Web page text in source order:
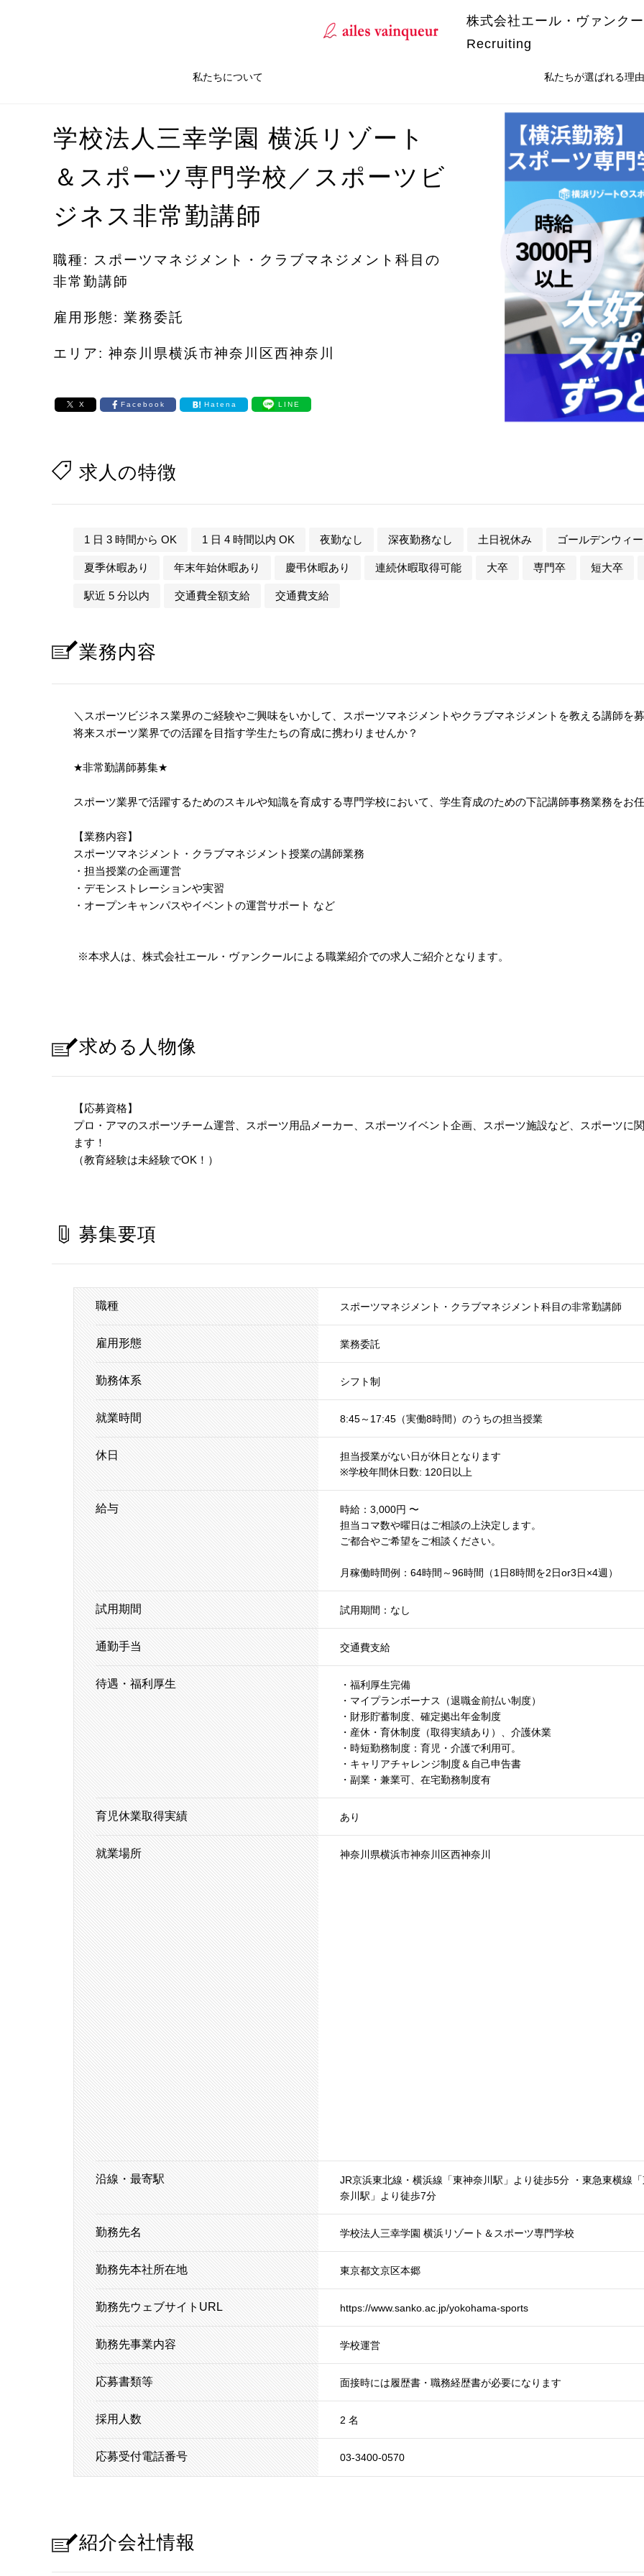
株式会社エール・ヴァンク
Recruiting
私たちについて 私たちが選ばれる理由
学校法人三幸学園 横浜リゾート
＆スポーツ専門学校／スポーツビ
ジネス非常勤講師
職種: スポーツマネジメント・クラブマネジメント科目の
非常勤講師
雇用形態: 業務委託
エリア: 神奈川県横浜市神奈川区西神奈川
X Facebook Hatena LINE
求人の特徴
1 日 3 時間から OK 1 日 4 時間以内 OK 夜勤なし 深夜勤務なし 土日祝休み ゴールデンウィ
夏季休暇あり 年末年始休暇あり 慶弔休暇あり 連続休暇取得可能 大卒 専門卒 短大卒
駅近 5 分以内 交通費全額支給 交通費支給
業務内容
＼スポーツビジネス業界のご経験やご興味をいかして、スポーツマネジメントやクラブマネジメントを教える講師を
将来スポーツ業界での活躍を目指す学生たちの育成に携わりませんか？
★非常勤講師募集★
スポーツ業界で活躍するためのスキルや知識を育成する専門学校において、学生育成のための下記講師事務業務をお任
【業務内容】
スポーツマネジメント・クラブマネジメント授業の講師業務
・担当授業の企画運営
・デモンストレーションや実習
・オープンキャンパスやイベントの運営サポート など
※本求人は、株式会社エール・ヴァンクールによる職業紹介での求人ご紹介となります。
求める人物像
【応募資格】
プロ・アマのスポーツチーム運営、スポーツ用品メーカー、スポーツイベント企画、スポーツ施設など、スポーツに
ます！
（教育経験は未経験でOK！）
募集要項
職種 スポーツマネジメント・クラブマネジメント科目の非常勤講師
雇用形態 業務委託
勤務体系 シフト制
就業時間 8:45～17:45（実働8時間）のうちの担当授業
休日
担当授業がない日が休日となります
※学校年間休日数: 120日以上
給与
時給：3,000円 〜
担当コマ数や曜日はご相談の上決定します。
ご都合やご希望をご相談ください。
月稼働時間例：64時間～96時間（1日8時間を2日or3日×4週）
試用期間 試用期間：なし
通勤手当 交通費支給
待遇・福利厚生
・福利厚生完備
・マイプランボーナス（退職金前払い制度）
・財形貯蓄制度、確定拠出年金制度
・産休・育休制度（取得実績あり）、介護休業
・時短勤務制度：育児・介護で利用可。
・キャリアチャレンジ制度＆自己申告書
・副業・兼業可、在宅勤務制度有
育児休業取得実績 あり
就業場所 神奈川県横浜市神奈川区西神奈川
沿線・最寄駅
JR京浜東北線・横浜線「東神奈川駅」より徒歩5分 ・東急東横線
奈川駅」より徒歩7分
勤務先名 学校法人三幸学園 横浜リゾート＆スポーツ専門学校
勤務先本社所在地 東京都文京区本郷
勤務先ウェブサイトURL https://www.sanko.ac.jp/yokohama-sports
勤務先事業内容 学校運営
応募書類等 面接時には履歴書・職務経歴書が必要になります
採用人数 2 名
応募受付電話番号 03-3400-0570
紹介会社情報